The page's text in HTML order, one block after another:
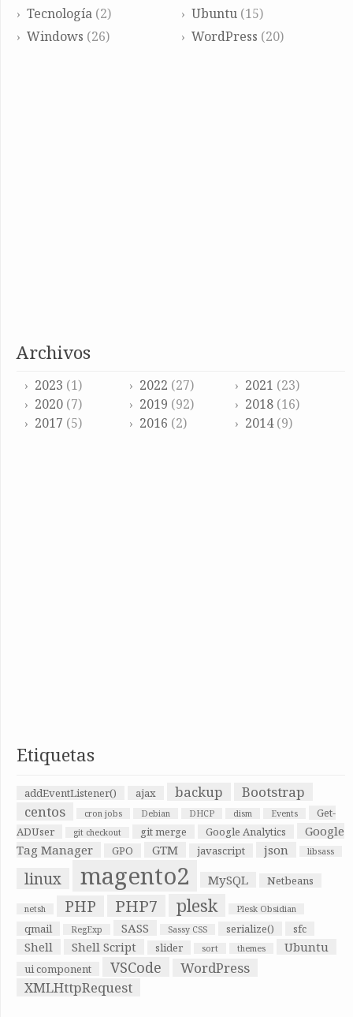
Tecnología (2) Ubuntu(15)
Windows (26) WordPress (20)
archivos
2023 (1) 2022 (27) 2021 (23)
2020 (7) 2019 (92) 2018(16)
2017 (5) 2016 (2) 2014(9)
Etiquetas
addEventListener() ajax backup
Bootstrap
centos
cron jobs Debian DHCP dism Events
Get-
ADUser
git checkout git merge Google Analytics
Google
Tag Manager
GPO GTM javascript json libsass
linux magento2 MySQL Netbeans
netsh PHP PHP7 plesk Plesk Obsidian
qmail RegExp SASS Sassy CSS serialize() sfc
Shell Shell Script slider sort themes Ubuntu
ui component VSCode
WordPress
XMLHttpRequest